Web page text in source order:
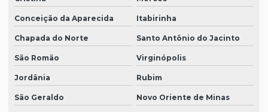
Conceição da Aparecida Itabirinha
Chapada do Norte Santo Antônio do Jacinto
São Romão Virginópolis
Jordânia Rubim
São Geraldo Novo Oriente de Minas